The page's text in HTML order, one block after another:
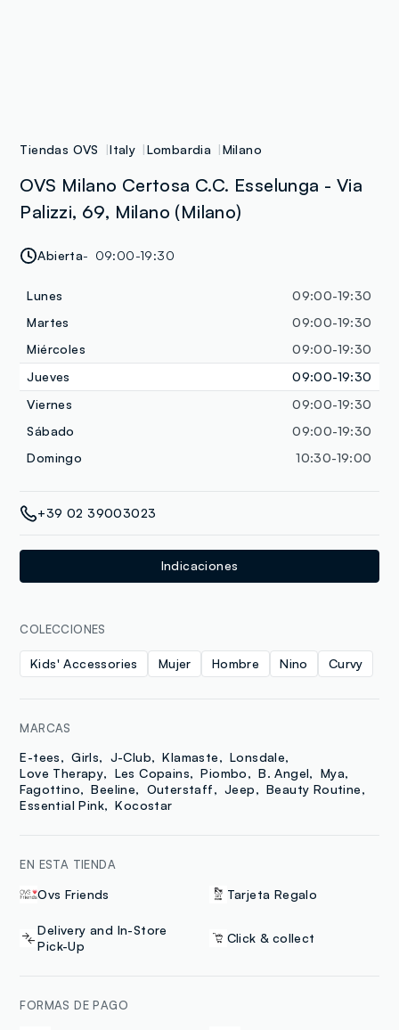
Tiendas OVS Italy Lombardia Milano
OVS Milano Certosa C.C. Esselunga - Via
Palizzi, 69, Milano (Milano)
Abierta 09:00-19:30
Lunes
09:00-19:30
Martes
09:00-19:30
Miércoles
09:00-19:30
Jueves
09:00-19:30
Viernes
09:00-19:30
Sábado
09:00-19:30
Domingo
10:30-19:00
+39 02 39003023
Indicaciones
COLECCIONES
Kids' Accessories Mujer Hombre Nino Curvy
MARCAS
E-tees Girls J-Club Klamaste
Lonsdale
Love Therapy
Les Copains Piombo B. Angel
Mya
Fagottino
Beeline Outerstaff Jeep
Beauty Routine
Essential Pink
Kocostar
EN ESTA TIENDA
Ovs Friends Tarjeta Regalo
Delivery and In-Store
Pick-Up
Click & collect
FORMAS DE PAGO